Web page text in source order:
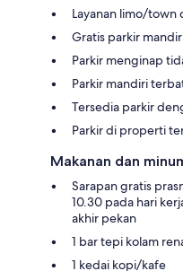
Layanan limo/town
Gratis parkir
Parkir menginap
Parkir mandiri
Tersedia parkir
Parkir di properti
Makanan dan
Sarapan gratis
10.30 pada hari
akhir pekan
1 bar tepi kolam
1 kedai kopi/kafe